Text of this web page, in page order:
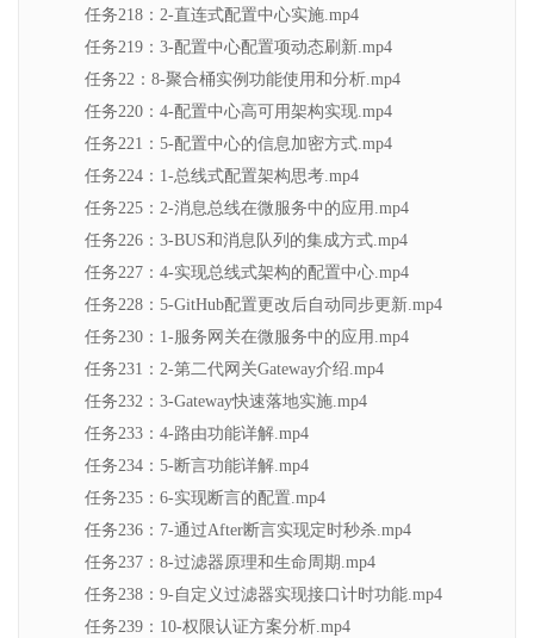
任务218：2-直连式配置中心实施.mp4
任务219：3-配置中心配置项动态刷新.mp4
任务22：8-聚合桶实例功能使用和分析.mp4
任务220：4-配置中心高可用架构实现.mp4
任务221：5-配置中心的信息加密方式.mp4
任务224：1-总线式配置架构思考.mp4
任务225：2-消息总线在微服务中的应用.mp4
任务226：3-BUS和消息队列的集成方式.mp4
任务227：4-实现总线式架构的配置中心.mp4
任务228：5-GitHub配置更改后自动同步更新.mp4
任务230：1-服务网关在微服务中的应用.mp4
任务231：2-第二代网关Gateway介绍.mp4
任务232：3-Gateway快速落地实施.mp4
任务233：4-路由功能详解.mp4
任务234：5-断言功能详解.mp4
任务235：6-实现断言的配置.mp4
任务236：7-通过After断言实现定时秒杀.mp4
任务237：8-过滤器原理和生命周期.mp4
任务238：9-自定义过滤器实现接口计时功能.mp4
任务239：10-权限认证方案分析.mp4